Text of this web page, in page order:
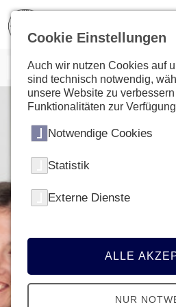
Cookie Einstellungen
Auch wir nutzen Cookies auf
sind technisch notwendig,
unsere Website zu
Funktionalitäten zur
Notwendige Cookies
Statistik
Externe Dienste
ALLE
NUR